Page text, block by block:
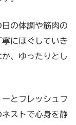
の体調や筋肉の
にほぐしていき
、ゆったりとし
とフレッシュフ
ストで心身を静